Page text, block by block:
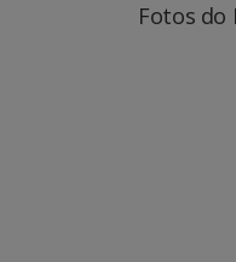
Fotos do